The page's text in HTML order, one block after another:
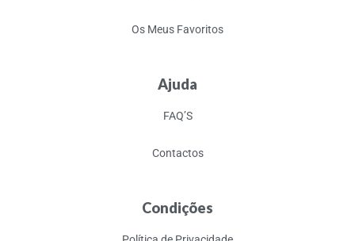
Os Meus Favoritos
Ajuda
FAQ’S
Contactos
Condições